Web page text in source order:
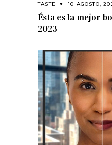
TASTE 10 AGOSTO,
Ésta es la mejor
2023